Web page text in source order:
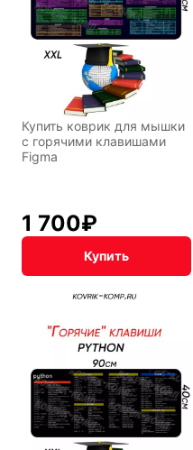
Купить коврик для мышки
с горячими клавишами
Figma
1 700₽
Купить